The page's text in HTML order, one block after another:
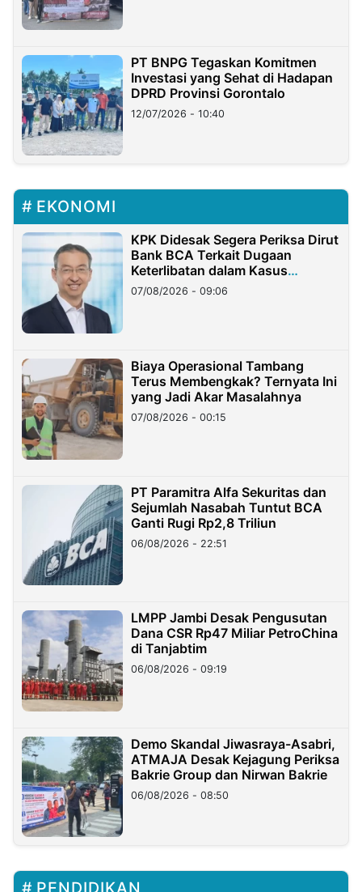
PT BNPG Tegaskan Komitmen
Investasi yang Sehat di Hadapan
DPRD Provinsi Gorontalo
12/07/2026 - 10:40
EKONOMI
KPK Didesak Segera Periksa Dirut
Bank BCA Terkait Dugaan
Keterlibatan dalam Kasus
Hilangnya Dana Nasabah Rp2,58
Miliar
07/08/2026 - 09:06
Biaya Operasional Tambang
Terus Membengkak? Ternyata Ini
yang Jadi Akar Masalahnya
07/08/2026 - 00:15
PT Paramitra Alfa Sekuritas dan
Sejumlah Nasabah Tuntut BCA
Ganti Rugi Rp2,8 Triliun
06/08/2026 - 22:51
LMPP Jambi Desak Pengusutan
Dana CSR Rp47 Miliar PetroChina
di Tanjabtim
06/08/2026 - 09:19
Demo Skandal Jiwasraya-Asabri,
ATMAJA Desak Kejagung Periksa
Bakrie Group dan Nirwan Bakrie
06/08/2026 - 08:50